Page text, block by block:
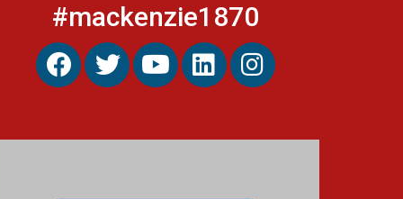
#mackenzie1870